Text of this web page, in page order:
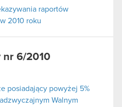
raportów
2010 roku
nr 6/2010
posiadający powyżej 5%
Walnym